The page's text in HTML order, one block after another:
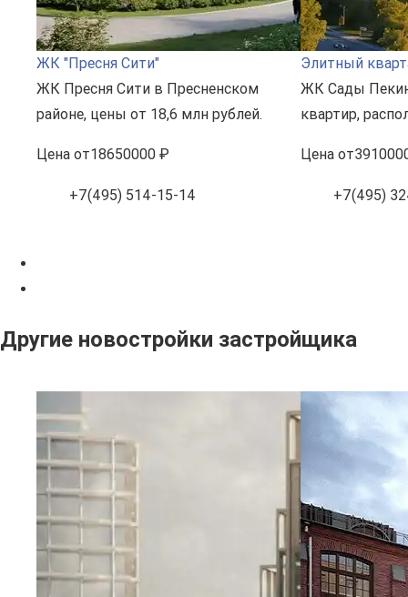
ЖК "Пресня Сити"
ЖК Пресня Сити в Пресненском
районе, цены от 18,6 млн рублей.
Цена от18650000 ₽
+7(495) 514-15-14
Элитный
ЖК Сады
квартир,
Цена от
+7(495)
Другие новостройки застройщика